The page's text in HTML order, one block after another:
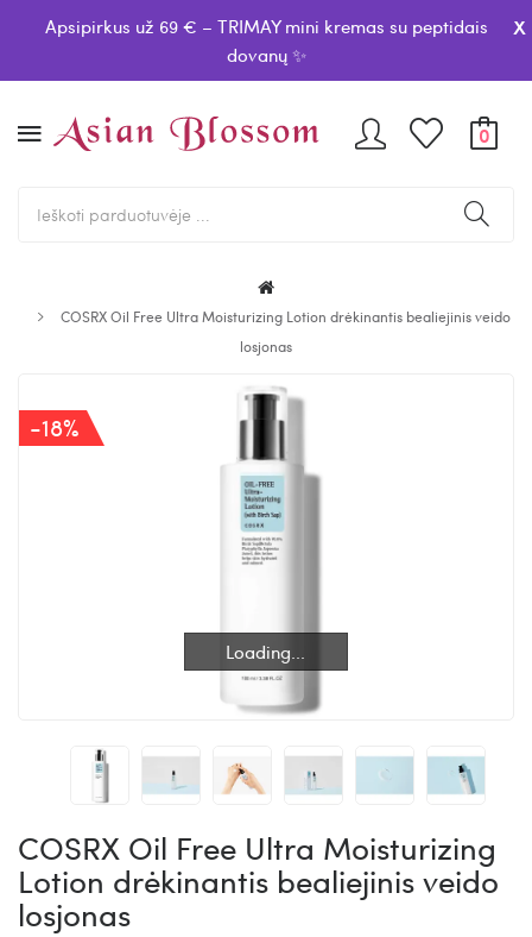
Apsipirkus už 69 € – TRIMAY mini kremas su peptidais
dovanų ✨
x
0
COSRX Oil Free Ultra Moisturizing Lotion drėkinantis bealiejinis veido
losjonas
Loading...
Loading...
-18%
COSRX Oil Free Ultra Moisturizing
Lotion drėkinantis bealiejinis veido
losjonas